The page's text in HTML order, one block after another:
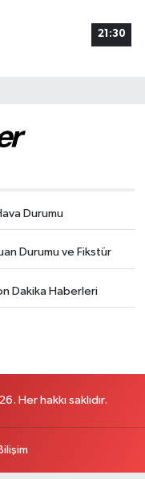
21:30
Durumu
Durumu ve Fikstür
Dakika Haberleri
Her hakkı saklıdır.